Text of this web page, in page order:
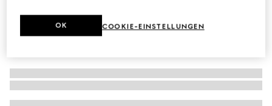
COOKIE-EINSTELLUNGEN
OK